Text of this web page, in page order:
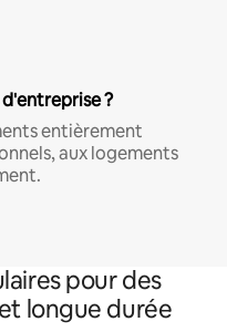
?
entièrement
aux logements
pour des
longue durée